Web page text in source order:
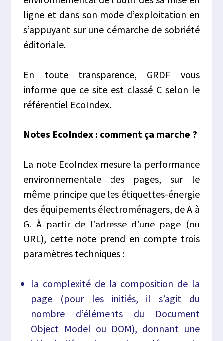
ligne et dans son mode d’exploitation en
s’appuyant sur une démarche de sobriété
éditoriale.
En toute transparence, GRDF vous
informe que ce site est classé C selon le
référentiel EcoIndex.
Notes EcoIndex : comment ça marche ?
La note EcoIndex mesure la performance
environnementale des pages, sur le
même principe que les étiquettes-énergie
des équipements électroménagers, de A à
G. À partir de l’adresse d’une page (ou
URL), cette note prend en compte trois
paramètres techniques :
la complexité de la composition de la
page (pour les initiés, il s’agit du
nombre d’éléments du Document
Object Model ou DOM), donnant une